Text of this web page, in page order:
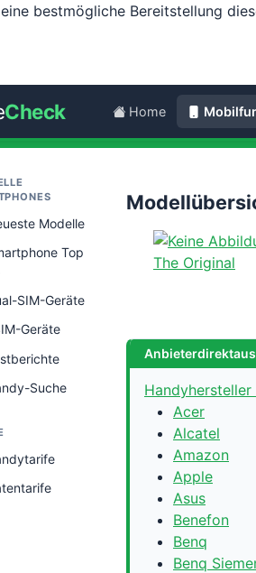
bestmögliche Bereitstellung
Check Home
Modelle
Top
SIM-Geräte
Geräte
Suche
The Original
Handyhersteller
Acer
Alcatel
Amazon
Apple
Asus
Benefon
Benq
Benq